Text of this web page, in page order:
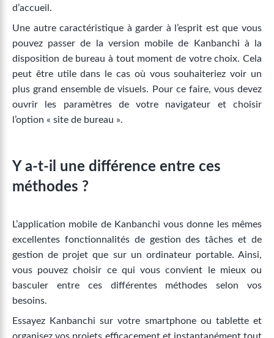
d’accueil.
Une autre caractéristique à garder à l’esprit est que vous
pouvez passer de la version mobile de Kanbanchi à la
disposition de bureau à tout moment de votre choix. Cela
peut être utile dans le cas où vous souhaiteriez voir un
plus grand ensemble de visuels. Pour ce faire, vous devez
ouvrir les paramètres de votre navigateur et choisir
l’option « site de bureau ».
Y a-t-il une différence entre ces
méthodes ?
L’application mobile de Kanbanchi vous donne les mêmes
excellentes fonctionnalités de gestion des tâches et de
gestion de projet que sur un ordinateur portable. Ainsi,
vous pouvez choisir ce qui vous convient le mieux ou
basculer entre ces différentes méthodes selon vos
besoins.
Essayez Kanbanchi sur votre smartphone ou tablette et
organisez vos projets efficacement et instantanément tout